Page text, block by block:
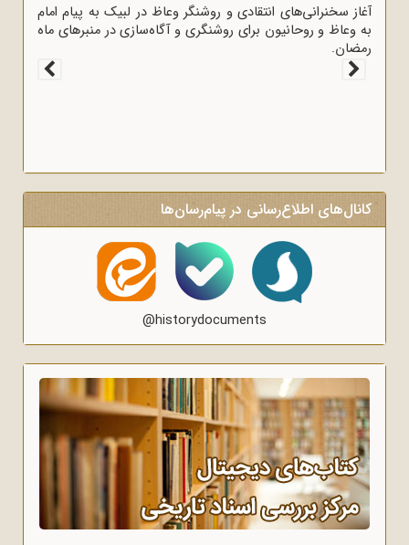
آغاز سخنرانی‌های انتقادی و روشنگر وعاظ در لبیک به پیام امام
به وعاظ و روحانیون برای روشنگری و آگاه‌سازی در منبرهای ماه
رمضان.
کانال‌های اطلاع‌رسانی در پیام‌رسان‌ها
@historydocuments